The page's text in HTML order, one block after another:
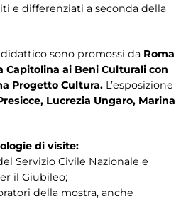
e differenziati a seconda della
sono promossi da Roma
Capitolina ai Beni Culturali con
Progetto Cultura. L’esposizione
Lucrezia Ungaro, Marina
di visite:
Servizio Civile Nazionale e
il Giubileo;
della mostra, anche